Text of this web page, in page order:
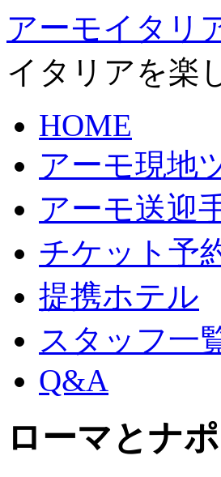
アーモイタリ
イタリアを楽
HOME
アーモ現地
アーモ送迎
チケット予
提携ホテル
スタッフ一
Q&A
ローマとナ